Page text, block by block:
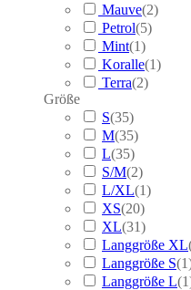
Mauve(2)
Petrol(5)
Mint(1)
Koralle(1)
Terra(2)
Größe
S(35)
M(35)
L(35)
S/M(2)
L/XL(1)
XS(20)
XL(31)
Langgröße XL
Langgröße S(1
Langgröße L(1